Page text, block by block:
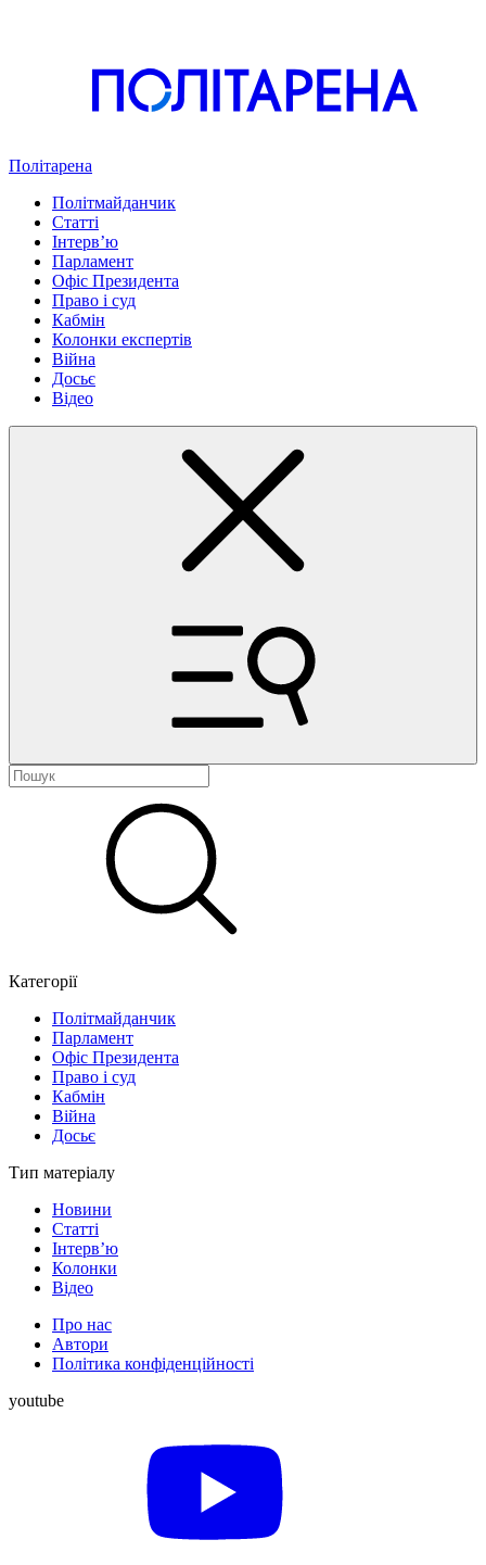
Політарена
Політмайданчик
Статті
Інтервʼю
Парламент
Офіс Президента
Право і суд
Кабмін
Колонки експертів
Війна
Досьє
Відео
Категорії
Політмайданчик
Парламент
Офіс Президента
Право і суд
Кабмін
Війна
Досьє
Тип матеріалу
Новини
Статті
Інтерв’ю
Колонки
Відео
Про нас
Автори
Політика конфіденційності
youtube